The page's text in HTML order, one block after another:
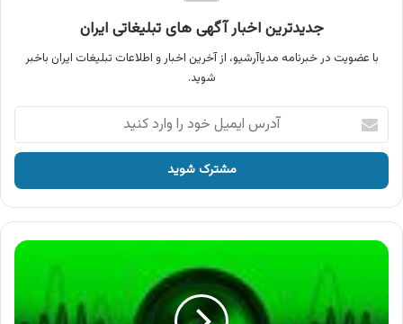
جدیدترین اخبار آگهی های تبلیغاتی ایران
با عضویت در خبرنامه مدیاآرشیو، از آخرین اخبار و اطلاعات تبلیغات ایران باخبر
شوید.
آدرس
ایمیل
خود
وارد
کنید
آگهی
مدرسه